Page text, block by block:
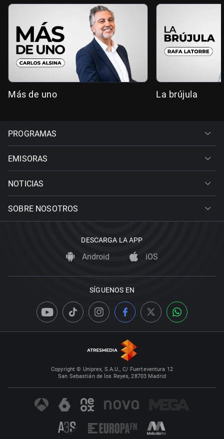
Más de uno La brújula
PROGRAMAS
EMISORAS
NOTICIAS
SOBRE NOSOTROS
DESCARGA LA APP
Android iOS
SÍGUENOS EN
Copyright © Uniprex, S.A.U., C/ Fuerteventura 12
San Sebastián de los Reyes, 28703 Madrid